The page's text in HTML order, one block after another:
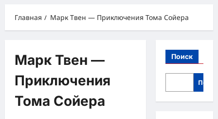
Главная Марк Твен — Приключения Тома Сойера
Марк Твен —
Приключения
Тома Сойера
Поиск
Поиск